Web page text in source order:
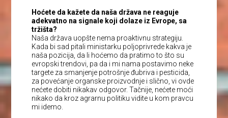
Hoćete da kažete da naša država ne reaguje
adekvatno na signale koji dolaze iz Evrope, sa
tržišta?
Naša država uopšte nema proaktivnu strategiju.
Kada bi sad pitali ministarku poljoprivrede kakva je
naša pozicija, da li hoćemo da pratimo to što su
evropski trendovi, pa da i mi nama postavimo neke
targete za smanjenje potrošnje đubriva i pesticida,
za povećanje organske proizvodnje i slično, vi ovde
nećete dobiti nikakav odgovor. Tačnije, nećete moći
nikako da kroz agrarnu politiku vidite u kom pravcu
mi idemo.